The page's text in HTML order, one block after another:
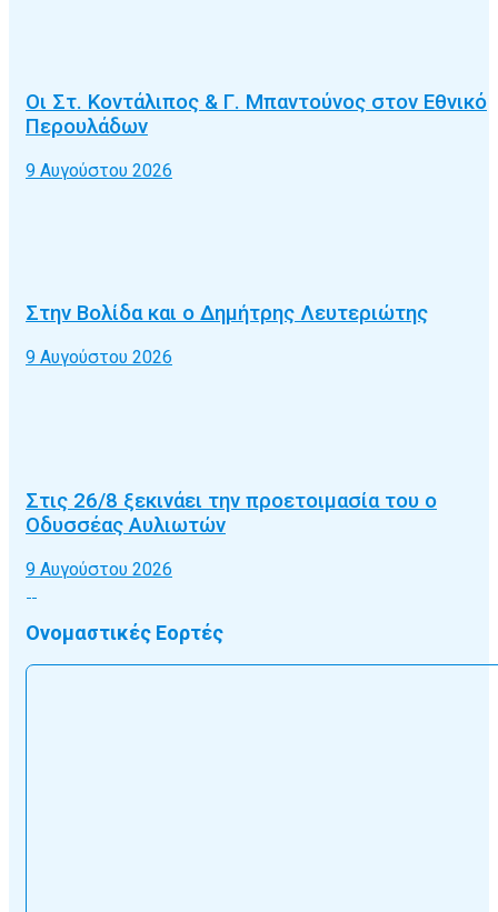
Οι Στ. Κοντάλιπος & Γ. Μπαντούνος στον Εθνικό
Περουλάδων
9 Αυγούστου 2026
Στην Βολίδα και ο Δημήτρης Λευτεριώτης
9 Αυγούστου 2026
Στις 26/8 ξεκινάει την προετοιμασία του ο
Οδυσσέας Αυλιωτών
9 Αυγούστου 2026
Ονομαστικές Εορτές